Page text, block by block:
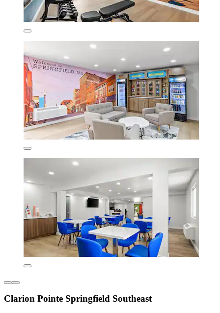
Clarion Pointe Springfield Southeast